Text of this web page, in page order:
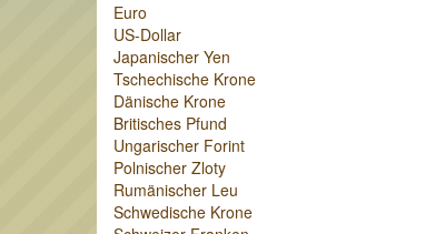
Euro
US-Dollar
Japanischer Yen
Tschechische Krone
Dänische Krone
Britisches Pfund
Ungarischer Forint
Polnischer Zloty
Rumänischer Leu
Schwedische Krone